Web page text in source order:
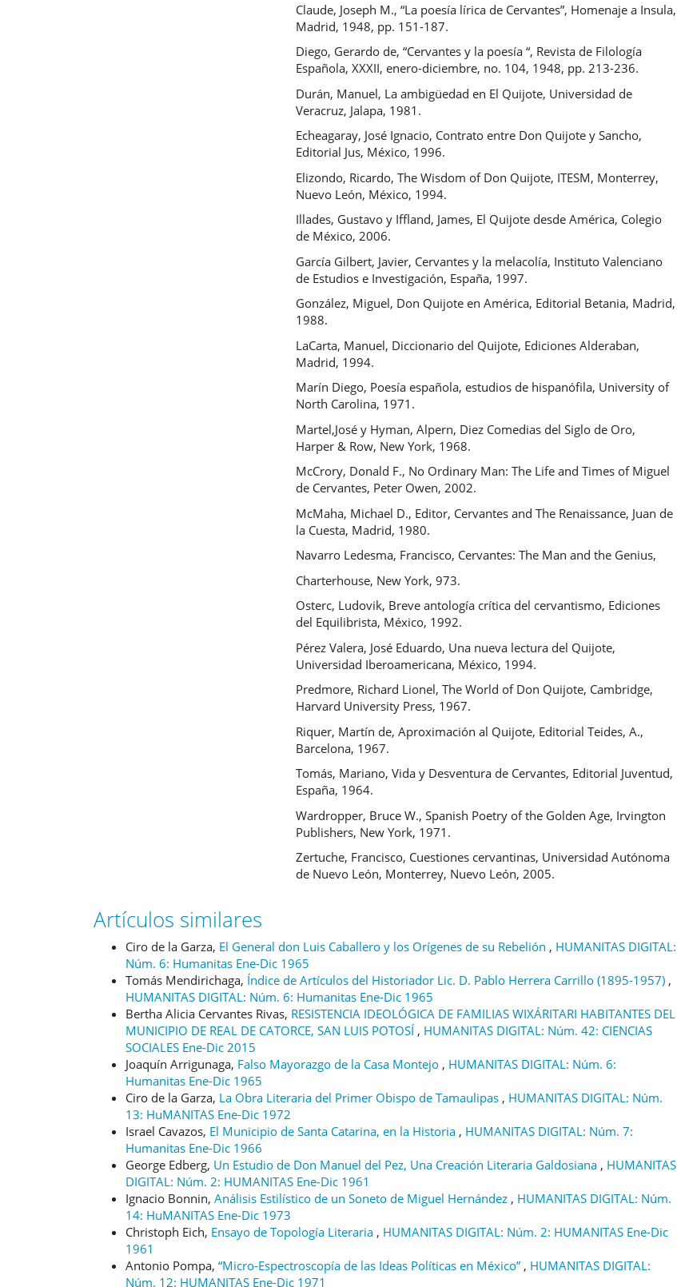
Claude, Joseph M., “La poesía lírica de Cervantes”, Homenaje a Insula,
Madrid, 1948, pp. 151-187.
Diego, Gerardo de, “Cervantes y la poesía “, Revista de Filología
Española, XXXII, enero-diciembre, no. 104, 1948, pp. 213-236.
Durán, Manuel, La ambigüedad en El Quijote, Universidad de
Veracruz, Jalapa, 1981.
Echeagaray, José Ignacio, Contrato entre Don Quijote y Sancho,
Editorial Jus, México, 1996.
Elizondo, Ricardo, The Wisdom of Don Quijote, ITESM, Monterrey,
Nuevo León, México, 1994.
Illades, Gustavo y Iffland, James, El Quijote desde América, Colegio
de México, 2006.
García Gilbert, Javier, Cervantes y la melacolía, Instituto Valenciano
de Estudios e Investigación, España, 1997.
González, Miguel, Don Quijote en América, Editorial Betania, Madrid,
1988.
LaCarta, Manuel, Diccionario del Quijote, Ediciones Alderaban,
Madrid, 1994.
Marín Diego, Poesía española, estudios de hispanófila, University of
North Carolina, 1971.
Martel,José y Hyman, Alpern, Diez Comedias del Siglo de Oro,
Harper & Row, New York, 1968.
McCrory, Donald F., No Ordinary Man: The Life and Times of Miguel
de Cervantes, Peter Owen, 2002.
McMaha, Michael D., Editor, Cervantes and The Renaissance, Juan de
la Cuesta, Madrid, 1980.
Navarro Ledesma, Francisco, Cervantes: The Man and the Genius,
Charterhouse, New York, 973.
Osterc, Ludovik, Breve antología crítica del cervantismo, Ediciones
del Equilibrista, México, 1992.
Pérez Valera, José Eduardo, Una nueva lectura del Quijote,
Universidad Iberoamericana, México, 1994.
Predmore, Richard Lionel, The World of Don Quijote, Cambridge,
Harvard University Press, 1967.
Riquer, Martín de, Aproximación al Quijote, Editorial Teides, A.,
Barcelona, 1967.
Tomás, Mariano, Vida y Desventura de Cervantes, Editorial Juventud,
España, 1964.
Wardropper, Bruce W., Spanish Poetry of the Golden Age, Irvington
Publishers, New York, 1971.
Zertuche, Francisco, Cuestiones cervantinas, Universidad Autónoma
de Nuevo León, Monterrey, Nuevo León, 2005.
Artículos similares
Ciro de la Garza, El General don Luis Caballero y los Orígenes de su Rebelión , HUMANITAS DIGITAL:
Núm. 6: Humanitas Ene-Dic 1965
Tomás Mendirichaga, Índice de Artículos del Historiador Lic. D. Pablo Herrera Carrillo (1895-1957) ,
HUMANITAS DIGITAL: Núm. 6: Humanitas Ene-Dic 1965
Bertha Alicia Cervantes Rivas, RESISTENCIA IDEOLÓGICA DE FAMILIAS WIXÁRITARI HABITANTES DEL
MUNICIPIO DE REAL DE CATORCE, SAN LUIS POTOSÍ , HUMANITAS DIGITAL: Núm. 42: CIENCIAS
SOCIALES Ene-Dic 2015
Joaquín Arrigunaga, Falso Mayorazgo de la Casa Montejo , HUMANITAS DIGITAL: Núm. 6:
Humanitas Ene-Dic 1965
Ciro de la Garza, La Obra Literaria del Primer Obispo de Tamaulipas , HUMANITAS DIGITAL: Núm.
13: HuMANITAS Ene-Dic 1972
Israel Cavazos, El Municipio de Santa Catarina, en la Historia , HUMANITAS DIGITAL: Núm. 7:
Humanitas Ene-Dic 1966
George Edberg, Un Estudio de Don Manuel del Pez, Una Creación Literaria Galdosiana , HUMANITAS
DIGITAL: Núm. 2: HUMANITAS Ene-Dic 1961
Ignacio Bonnin, Análisis Estilístico de un Soneto de Miguel Hernández , HUMANITAS DIGITAL: Núm.
14: HuMANITAS Ene-Dic 1973
Christoph Eich, Ensayo de Topología Literaria , HUMANITAS DIGITAL: Núm. 2: HUMANITAS Ene-Dic
1961
Antonio Pompa, “Micro-Espectroscopía de las Ideas Políticas en México” , HUMANITAS DIGITAL:
Núm. 12: HUMANITAS Ene-Dic 1971